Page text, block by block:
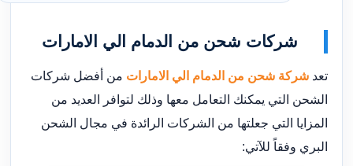
شركات شحن من الدمام الي الامارات
تعدشركة شحن من الدمام الي الاماراتمن أفضل شركات
الشحن التي يمكنك التعامل معها وذلك لتوافر العديد من
المزايا التي جعلتها من الشركات الرائدة في مجال الشحن
البري وفقاً للآتي: